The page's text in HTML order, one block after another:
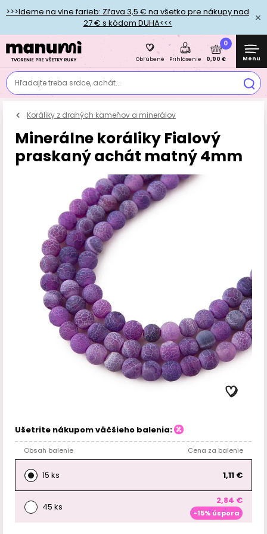
>>>Ideme na vlne farieb: Zľava 3,5 € na všetko pre nákupy nad
27 € s kódom DUHA<<<
Hľadajte treba srdce, achát...
Obľúbené Prihlásenie
0
0,00 € Menu
Koráliky z drahých kameňov a minerálov
Minerálne koráliky Fialový
praskaný achát matný 4mm
Ušetrite nákupom väčšieho balenia:
Obsah balenie Cena za balenie
15 ks 1,11 €
45 ks
2,84 €
-15% úspora